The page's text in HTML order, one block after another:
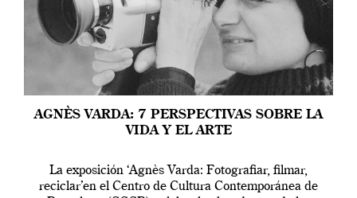
AGNÈS VARDA: 7 PERSPECTIVAS SOBRE LA
VIDA Y EL ARTE
La exposición ‘Agnès Varda: Fotografiar, filmar,
reciclar’en el Centro de Cultura Contemporánea de